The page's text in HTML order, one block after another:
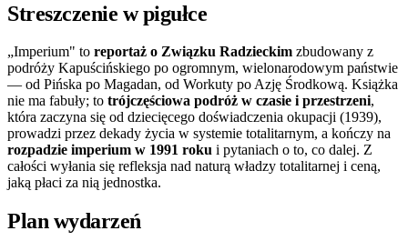
Streszczenie w pigułce
„Imperium" to reportaż o Związku Radzieckim zbudowany z
podróży Kapuścińskiego po ogromnym, wielonarodowym państwie
— od Pińska po Magadan, od Workuty po Azję Środkową. Książka
nie ma fabuły; to trójczęściowa podróż w czasie i przestrzeni,
która zaczyna się od dziecięcego doświadczenia okupacji (1939),
prowadzi przez dekady życia w systemie totalitarnym, a kończy na
rozpadzie imperium w 1991 roku i pytaniach o to, co dalej. Z
całości wyłania się refleksja nad naturą władzy totalitarnej i ceną,
jaką płaci za nią jednostka.
Plan wydarzeń